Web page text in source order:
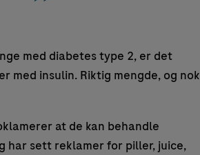
med diabetes type 2, er det
med insulin. Riktig mengde, og nok
at de kan behandle
har sett reklamer for piller, juice,